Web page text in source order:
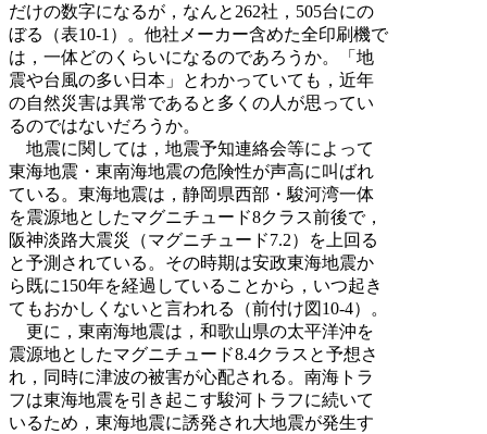
だけの数字になるが，なんと262社，505台にの
ぼる（表10-1）。他社メーカー含めた全印刷機で
は，一体どのくらいになるのであろうか。「地
震や台風の多い日本」とわかっていても，近年
の自然災害は異常であると多くの人が思ってい
るのではないだろうか。
地震に関しては，地震予知連絡会等によって
東海地震・東南海地震の危険性が声高に叫ばれ
ている。東海地震は，静岡県西部・駿河湾一体
を震源地としたマグニチュード8クラス前後で，
阪神淡路大震災（マグニチュード7.2）を上回る
と予測されている。その時期は安政東海地震か
ら既に150年を経過していることから，いつ起き
てもおかしくないと言われる（前付け図10-4）。
更に，東南海地震は，和歌山県の太平洋沖を
震源地としたマグニチュード8.4クラスと予想さ
れ，同時に津波の被害が心配される。南海トラ
フは東海地震を引き起こす駿河トラフに続いて
いるため，東海地震に誘発され大地震が発生す